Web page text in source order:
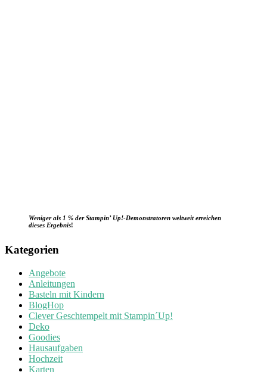
Weniger als 1 % der Stampin’ Up!-Demonstratoren weltweit erreichen
dieses Ergebnis!
Kategorien
Angebote
Anleitungen
Basteln mit Kindern
BlogHop
Clever Geschtempelt mit Stampin´Up!
Deko
Goodies
Hausaufgaben
Hochzeit
Karten